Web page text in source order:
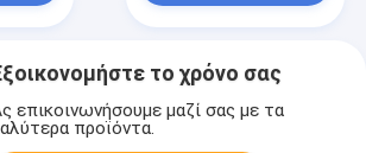
το χρόνο σας
επικοινωνήσουμε μαζί σας με τα
προϊόντα.